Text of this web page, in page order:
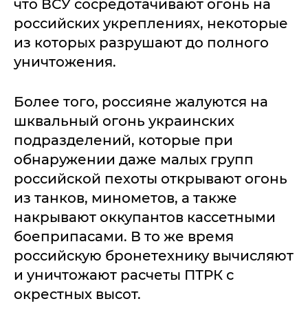
что ВСУ сосредотачивают огонь на
российских укреплениях, некоторые
из которых разрушают до полного
уничтожения.
Более того, россияне жалуются на
шквальный огонь украинских
подразделений, которые при
обнаружении даже малых групп
российской пехоты открывают огонь
из танков, минометов, а также
накрывают оккупантов кассетными
боеприпасами. В то же время
российскую бронетехнику вычисляют
и уничтожают расчеты ПТРК с
окрестных высот.